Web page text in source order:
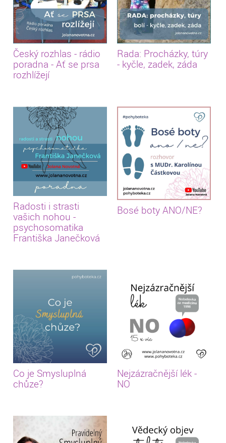
Český rozhlas - rádio
poradna - Ať se prsa
rozhlížejí
Rada: Procházky, túry
- kyčle, zadek, záda
Radosti i strasti
vašich nohou -
psychosomatika
Františka Janečková
Bosé boty ANO/NE?
Co je Smysluplná
chůze?
Nejzázračnější lék -
NO